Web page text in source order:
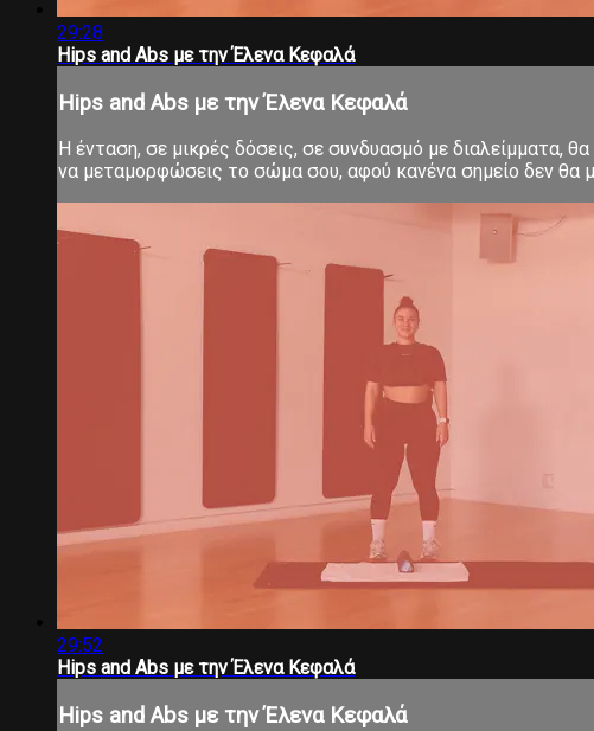
29:28
Hips and Abs με την Έλενα Κεφαλά
Hips and Abs με την Έλενα Κεφαλά
Η ένταση, σε μικρές δόσεις, σε συνδυασμό με διαλείμματα,
να μεταμορφώσεις το σώμα σου, αφού κανένα σημείο δεν θα
29:52
Hips and Abs με την Έλενα Κεφαλά
Hips and Abs με την Έλενα Κεφαλά